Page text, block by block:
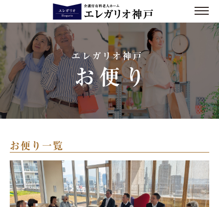
エレガリオ神戸
お便り
お便り一覧